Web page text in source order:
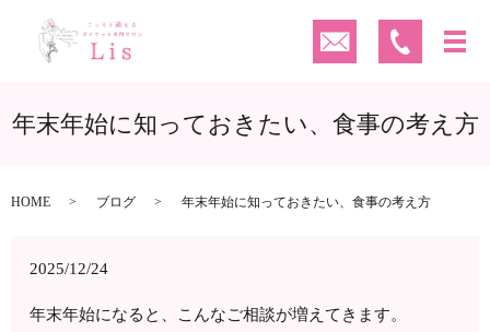
年末年始に知っておきたい、食事の考え方
HOME ブログ 年末年始に知っておきたい、食事の考え方
2025/12/24
年末年始になると、こんなご相談が増えてきます。